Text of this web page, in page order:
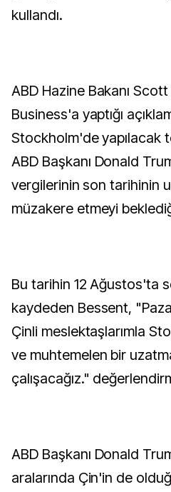
kullandı.
ABD Hazine Bakanı
Business'a yaptığı
Stockholm'de yapılacak
ABD Başkanı Donald
vergilerinin son tarihinin
müzakere etmeyi
Bu tarihin 12 Ağustos'ta
kaydeden Bessent,
Çinli meslektaşlarımla
ve muhtemelen bir
çalışacağız."
ABD Başkanı Donald
aralarında Çin'in de